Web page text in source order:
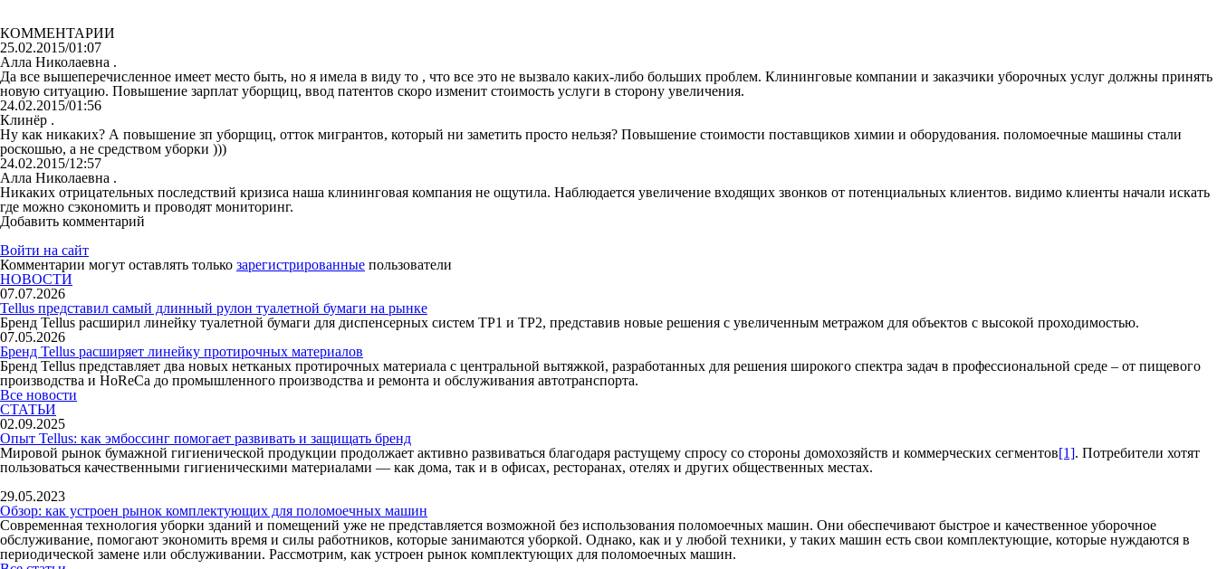
КОММЕНТАРИИ
25.02.2015/01:07
Алла Николаевна .
Да все вышеперечисленное имеет место быть, но я имела в виду то , что все это не вызвало каких-либо больших проблем. Клининговые компании и заказчики уборочных услуг должны принять
новую ситуацию. Повышение зарплат уборщиц, ввод патентов скоро изменит стоимость услуги в сторону увеличения.
24.02.2015/01:56
Клинёр .
Ну как никаких? А повышение зп уборщиц, отток мигрантов, который ни заметить просто нельзя? Повышение стоимости поставщиков химии и оборудования. поломоечные машины стали
роскошью, а не средством уборки )))
24.02.2015/12:57
Алла Николаевна .
Никаких отрицательных последствий кризиса наша клининговая компания не ощутила. Наблюдается увеличение входящих звонков от потенциальных клиентов. видимо клиенты начали искать
где можно сэкономить и проводят мониторинг.
Добавить комментарий
Войти на сайт
Комментарии могут оставлять только зарегистрированные пользователи
НОВОСТИ
07.07.2026
Tellus представил самый длинный рулон туалетной бумаги на рынке
Бренд Tellus расширил линейку туалетной бумаги для диспенсерных систем TP1 и TP2, представив новые решения с увеличенным метражом для объектов с высокой проходимостью.
07.05.2026
Бренд Tellus расширяет линейку протирочных материалов
Бренд Tellus представляет два новых нетканых протирочных материала с центральной вытяжкой, разработанных для решения широкого спектра задач в профессиональной среде – от пищевого
производства и HoReCa до промышленного производства и ремонта и обслуживания автотранспорта.
Все новости
СТАТЬИ
02.09.2025
Опыт Tellus: как эмбоссинг помогает развивать и защищать бренд
Мировой рынок бумажной гигиенической продукции продолжает активно развиваться благодаря растущему спросу со стороны домохозяйств и коммерческих сегментов[1]. Потребители хотят
пользоваться качественными гигиеническими материалами — как дома, так и в офисах, ресторанах, отелях и других общественных местах.
29.05.2023
Обзор: как устроен рынок комплектующих для поломоечных машин
Современная технология уборки зданий и помещений уже не представляется возможной без использования поломоечных машин. Они обеспечивают быстрое и качественное уборочное
обслуживание, помогают экономить время и силы работников, которые занимаются уборкой. Однако, как и у любой техники, у таких машин есть свои комплектующие, которые нуждаются в
периодической замене или обслуживании. Рассмотрим, как устроен рынок комплектующих для поломоечных машин.